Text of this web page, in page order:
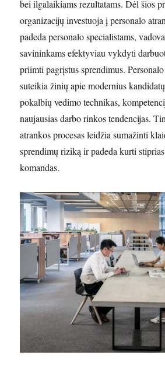
bei ilgalaikiams rezultatams. Dėl šios
organizacijų investuoja į personalo
padeda personalo specialistams,
savininkams efektyviau vykdyti
priimti pagrįstus sprendimus.
suteikia žinių apie modernius
pokalbių vedimo technikas,
naujausias darbo rinkos tendencijas.
atrankos procesas leidžia sumažinti
sprendimų riziką ir padeda kurti
komandas.